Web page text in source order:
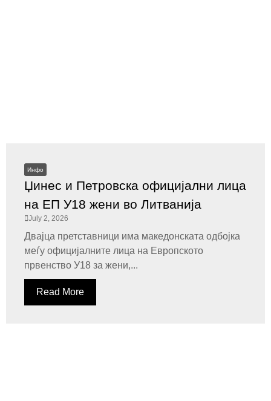
Инфо
Џинес и Петровска официјални лица
на ЕП У18 жени во Литванија
July 2, 2026
Двајца претставници има македонската одбојка
меѓу официјалните лица на Европското
првенство У18 за жени,...
Read More